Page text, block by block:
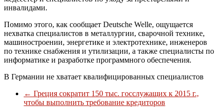
инвалидами.
Помимо этого, как сообщает Deutsche Welle, ощущается
нехватка специалистов в металлургии, сварочной технике,
машиностроении, энергетике и электротехнике, инженеров
по технике снабжения и утилизации, а также специалисты по
информатике и разработке программного обеспечения.
В Германии не хватает квалифицированных специалистов
← Греция сократит 150 тыс. госслужащих к 2015 г.,
чтобы выполнить требование кредиторов